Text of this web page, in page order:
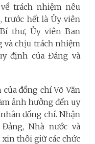
trách nhiệm nêu
trước hết là Ủy viên
thư, Ủy viên Ban
và chịu trách nhiệm
định của Đảng và
đồng chí Võ Văn
ảnh hưởng đến uy
đồng chí. Nhận
Nhà nước và
xin thôi giữ các chức